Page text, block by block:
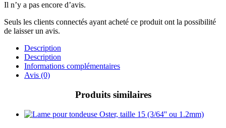
Il n’y a pas encore d’avis.
Seuls les clients connectés ayant acheté ce produit ont la possibilité
de laisser un avis.
Description
Description
Informations complémentaires
Avis (0)
Produits similaires